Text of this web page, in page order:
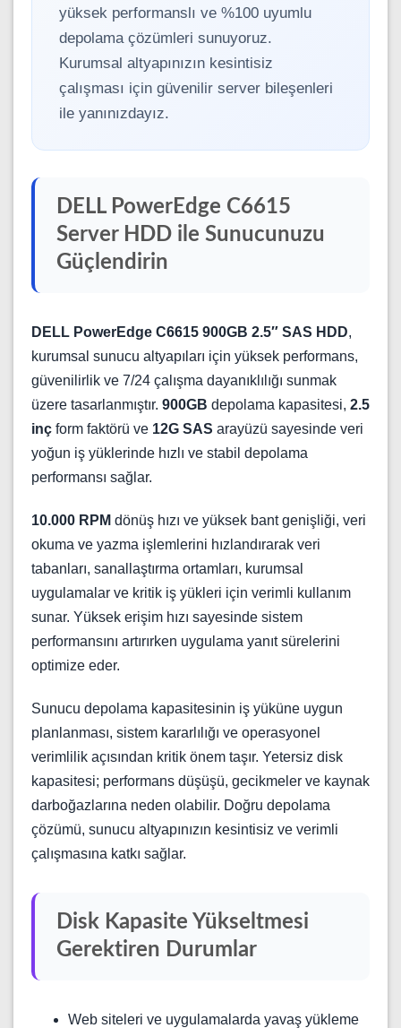
yüksek performanslı ve %100 uyumlu
depolama çözümleri sunuyoruz.
Kurumsal altyapınızın kesintisiz
çalışması için güvenilir server bileşenleri
ile yanınızdayız.
DELL PowerEdge C6615
Server HDD ile Sunucunuzu
Güçlendirin
DELL PowerEdge C6615 900GB 2.5″ SAS HDD,
kurumsal sunucu altyapıları için yüksek performans,
güvenilirlik ve 7/24 çalışma dayanıklılığı sunmak
üzere tasarlanmıştır. 900GB depolama kapasitesi, 2.5
inç form faktörü ve 12G SAS arayüzü sayesinde veri
yoğun iş yüklerinde hızlı ve stabil depolama
performansı sağlar.
10.000 RPM dönüş hızı ve yüksek bant genişliği, veri
okuma ve yazma işlemlerini hızlandırarak veri
tabanları, sanallaştırma ortamları, kurumsal
uygulamalar ve kritik iş yükleri için verimli kullanım
sunar. Yüksek erişim hızı sayesinde sistem
performansını artırırken uygulama yanıt sürelerini
optimize eder.
Sunucu depolama kapasitesinin iş yüküne uygun
planlanması, sistem kararlılığı ve operasyonel
verimlilik açısından kritik önem taşır. Yetersiz disk
kapasitesi; performans düşüşü, gecikmeler ve kaynak
darboğazlarına neden olabilir. Doğru depolama
çözümü, sunucu altyapınızın kesintisiz ve verimli
çalışmasına katkı sağlar.
Disk Kapasite Yükseltmesi
Gerektiren Durumlar
Web siteleri ve uygulamalarda yavaş yükleme